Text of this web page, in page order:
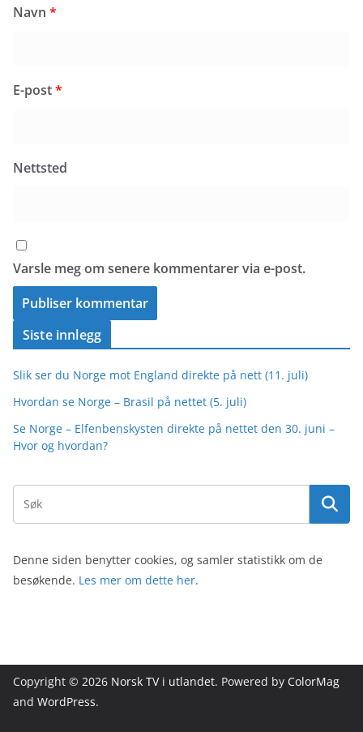
Navn *
E-post*
Nettsted
Varsle meg om senere kommentarer via e-post.
Siste innlegg
Slik ser du Norge mot England direkte på nett (11. juli)
Hvordan se Norge – Brasil på nettet (5. juli)
Se Norge – Elfenbenskysten direkte på nettet den 30. juni –
Hvor og hvordan?
Denne siden benytter cookies, og samler statistikk om de
besøkende. Les mer om dette her.
Copyright © 2026 Norsk TV i utlandet. Powered by ColorMag
and WordPress.